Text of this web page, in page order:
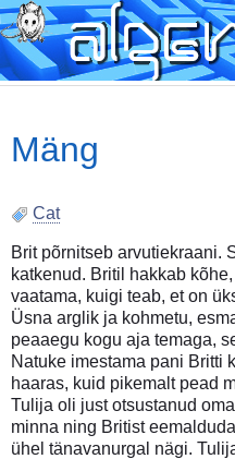
Skip
to
main
content
Mäng
Cat
Brit põrnitseb arvutiekraani.
katkenud. Britil hakkab
vaatama, kuigi teab, et on
Üsna arglik ja kohmetu,
peaaegu kogu aja temaga,
Natuke imestama pani Britti
haaras, kuid pikemalt pead
Tulija oli just otsustanud
minna ning Britist
ühel tänavanurgal nägi.